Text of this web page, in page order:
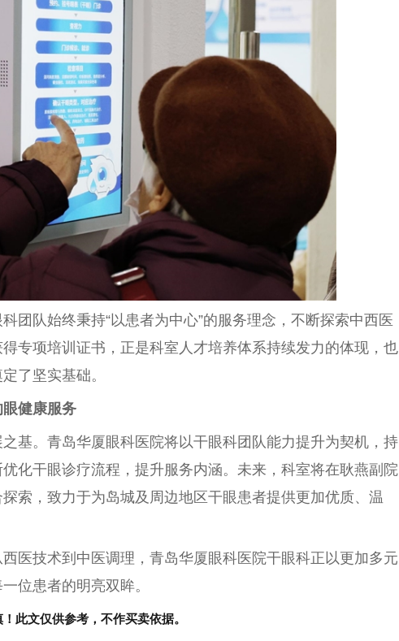
团队始终秉持“以患者为中心”的服务理念，不断探索中西医
专项培训证书，正是科室人才培养体系持续发力的体现，也
了坚实基础。
健康服务
基。青岛华厦眼科医院将以干眼科团队能力提升为契机，持
化干眼诊疗流程，提升服务内涵。未来，科室将在耿燕副院
索，致力于为岛城及周边地区干眼患者提供更加优质、温
西医技术到 中医调理，青岛华厦眼科医院干眼科正以更加多元
位患者的明亮双眸。
此文仅供参考，不作买卖依据。